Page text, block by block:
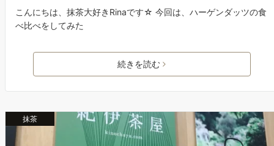
こんにちは、抹茶大好きRinaです☆ 今回は、ハーゲンダッツの食
べ比べをしてみた
続きを読む
抹茶